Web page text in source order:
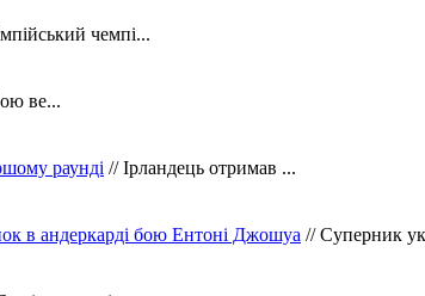
чемпі...
ве...
раунді // Ірландець отримав ...
в андеркарді бою Ентоні Джошуа // Суперник